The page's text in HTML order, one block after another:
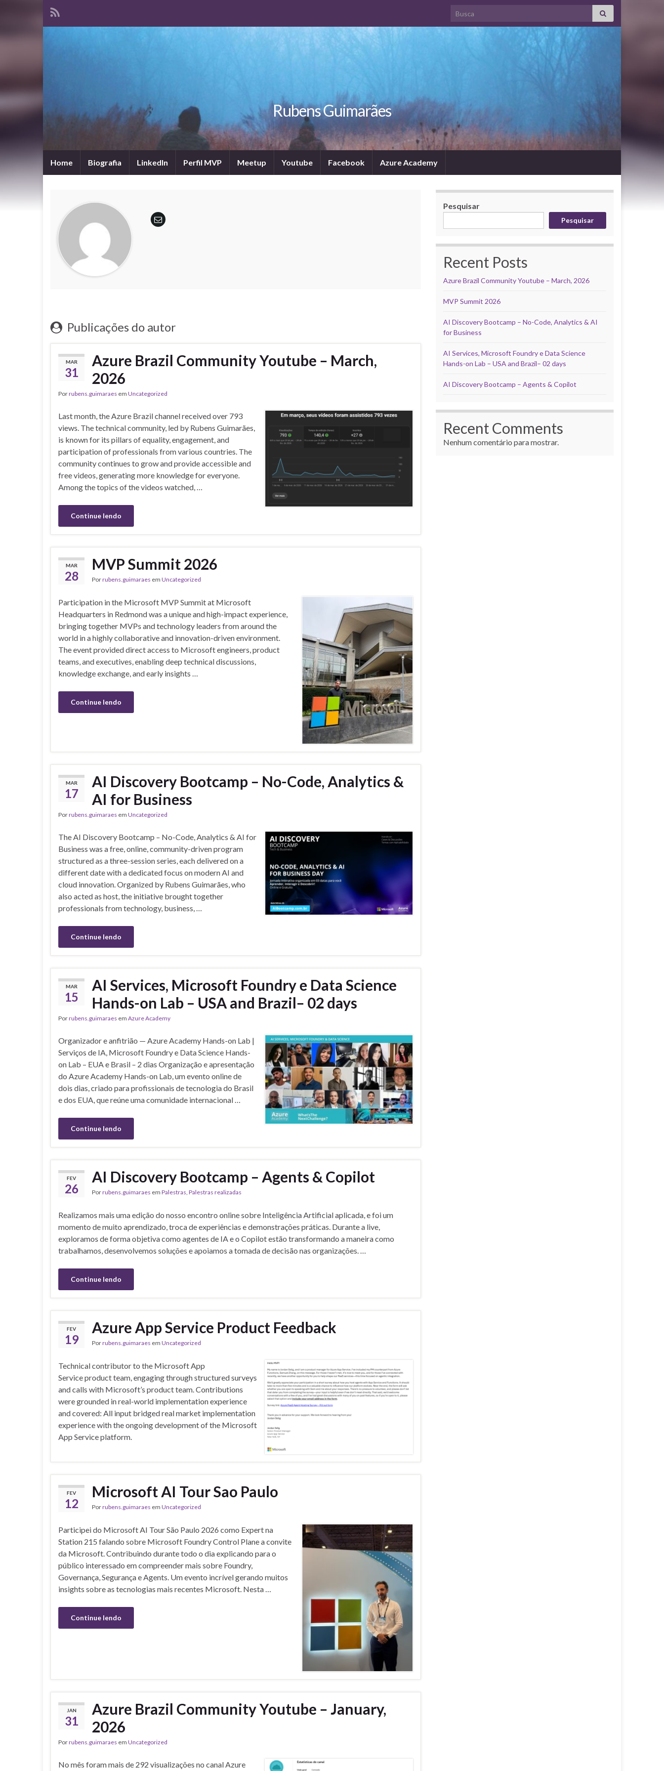
Search for:
Rubens Guimarães
Home Biografia LinkedIn Perfil MVP Meetup Youtube Facebook Azure Academy
Publicações do autor
MAR
31
Azure Brazil Community Youtube – March,
2026
Porrubens.guimaraes em Uncategorized
Last month, the Azure Brazil channel received over 793
views. The technical community, led by Rubens Guimarães,
is known for its pillars of equality, engagement, and
participation of professionals from various countries. The
community continues to grow and provide accessible and
free videos, generating more knowledge for everyone.
Among the topics of the videos watched, …
Continue lendo
MAR
28
MVP Summit 2026
Porrubens.guimaraes em Uncategorized
Participation in the Microsoft MVP Summit at Microsoft
Headquarters in Redmond was a unique and high-impact experience,
bringing together MVPs and technology leaders from around the
world in a highly collaborative and innovation-driven environment.
The event provided direct access to Microsoft engineers, product
teams, and executives, enabling deep technical discussions,
knowledge exchange, and early insights …
Continue lendo
MAR
17
AI Discovery Bootcamp – No-Code, Analytics &
AI for Business
Porrubens.guimaraes em Uncategorized
The AI Discovery Bootcamp – No-Code, Analytics & AI for
Business was a free, online, community-driven program
structured as a three-session series, each delivered on a
different date with a dedicated focus on modern AI and
cloud innovation. Organized by Rubens Guimarães, who
also acted as host, the initiative brought together
professionals from technology, business, …
Continue lendo
MAR
15
AI Services, Microsoft Foundry e Data Science
Hands-on Lab – USA and Brazil– 02 days
Porrubens.guimaraes em Azure Academy
Organizador e anfitrião — Azure Academy Hands-on Lab |
Serviços de IA, Microsoft Foundry e Data Science Hands-
on Lab – EUA e Brasil – 2 dias Organização e apresentação
do Azure Academy Hands-on Lab, um evento online de
dois dias, criado para profissionais de tecnologia do Brasil
e dos EUA, que reúne uma comunidade internacional …
Continue lendo
FEV
26
AI Discovery Bootcamp – Agents & Copilot
Porrubens.guimaraes em Palestras, Palestras realizadas
Realizamos mais uma edição do nosso encontro online sobre Inteligência Artificial aplicada, e foi um
momento de muito aprendizado, troca de experiências e demonstrações práticas. Durante a live,
exploramos de forma objetiva como agentes de IA e o Copilot estão transformando a maneira como
trabalhamos, desenvolvemos soluções e apoiamos a tomada de decisão nas organizações. …
Continue lendo
FEV
19
Azure App Service Product Feedback
Porrubens.guimaraes em Uncategorized
Technical contributor to the Microsoft App
Service product team, engaging through structured surveys
and calls with Microsoft’s product team. Contributions
were grounded in real-world implementation experience
and covered: All input bridged real market implementation
experience with the ongoing development of the Microsoft
App Service platform.
FEV
12
Microsoft AI Tour Sao Paulo
Porrubens.guimaraes em Uncategorized
Participei do Microsoft AI Tour São Paulo 2026 como Expert na
Station 215 falando sobre Microsoft Foundry Control Plane a convite
da Microsoft. Contribuindo durante todo o dia explicando para o
público interessado em compreender mais sobre Foundry,
Governança, Segurança e Agents. Um evento incrível gerando muitos
insights sobre as tecnologias mais recentes Microsoft. Nesta …
Continue lendo
JAN
31
Azure Brazil Community Youtube – January,
2026
Porrubens.guimaraes em Uncategorized
No mês foram mais de 292 visualizações no canal Azure
Pesquisar
Pesquisar
Recent Posts
Azure Brazil Community Youtube – March, 2026
MVP Summit 2026
AI Discovery Bootcamp – No-Code, Analytics & AI
for Business
AI Services, Microsoft Foundry e Data Science
Hands-on Lab – USA and Brazil– 02 days
AI Discovery Bootcamp – Agents & Copilot
Recent Comments
Nenhum comentário para mostrar.